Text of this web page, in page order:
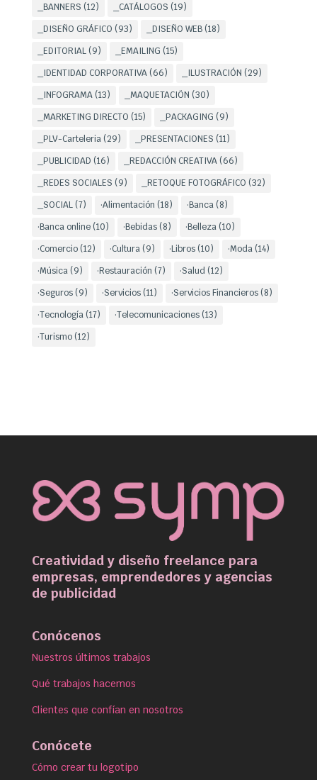
_BANNERS (12) _CATÁLOGOS (19)
_DISEÑO GRÁFICO (93) _DISEÑO WEB(18)
_EDITORIAL(9) _EMAILING (15)
_IDENTIDAD CORPORATIVA(66) _ILUSTRACIÓN (29)
_INFOGRAMA(13) _MAQUETACIÖN (30)
_MARKETING DIRECTO (15) _PACKAGING (9)
_PLV-Carteleria(29) _PRESENTACIONES (11)
_PUBLICIDAD (16) _REDACCIÓN CREATIVA(66)
_REDES SOCIALES (9) _RETOQUE FOTOGRÁFICO (32)
_SOCIAL(7) ·Alimentación (18) ·Banca(8)
·Banca online(10) ·Bebidas(8) ·Belleza(10)
·Comercio(12) ·Cultura(9) ·Libros(10) ·Moda(14)
·Música(9) ·Restauración (7) ·Salud (12)
·Seguros(9) ·Servicios(11) ·Servicios Financieros(8)
·Tecnología(17) ·Telecomunicaciones(13)
·Turismo(12)
Creatividad y diseño freelance para
empresas, emprendedores y agencias
de publicidad
Conócenos
Nuestros últimos trabajos
Qué trabajos hacemos
Clientes que confían en nosotros
Conócete
Cómo crear tu logotipo